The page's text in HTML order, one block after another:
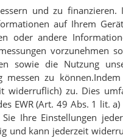
und zu finanzieren.
auf Ihrem
oder andere
vorzunehmen
sowie die Nutzung
zu können.Indem
widerruflich) zu. Dies
EWR (Art. 49 Abs. 1 lit. a)
Ihre Einstellungen
und kann jederzeit
Jetzt abonnieren
Hinweis zum Newsletter
Datenschutz